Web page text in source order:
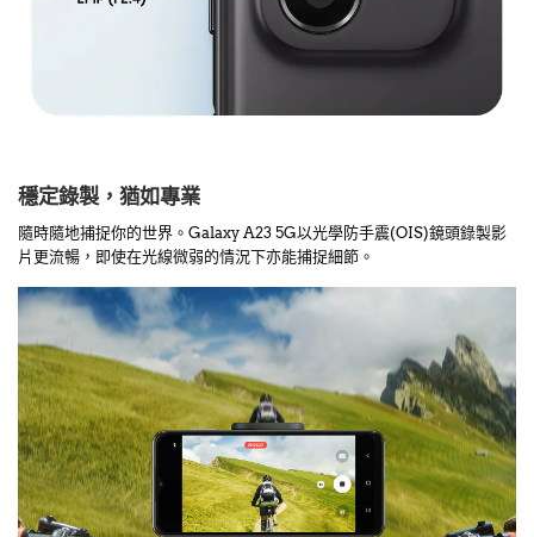
穩定錄製，猶如專業
隨時隨地捕捉你的世界。Galaxy A23 5G以光學防手震(OIS)鏡頭錄製影
片更流暢，即使在光線微弱的情況下亦能捕捉細節。